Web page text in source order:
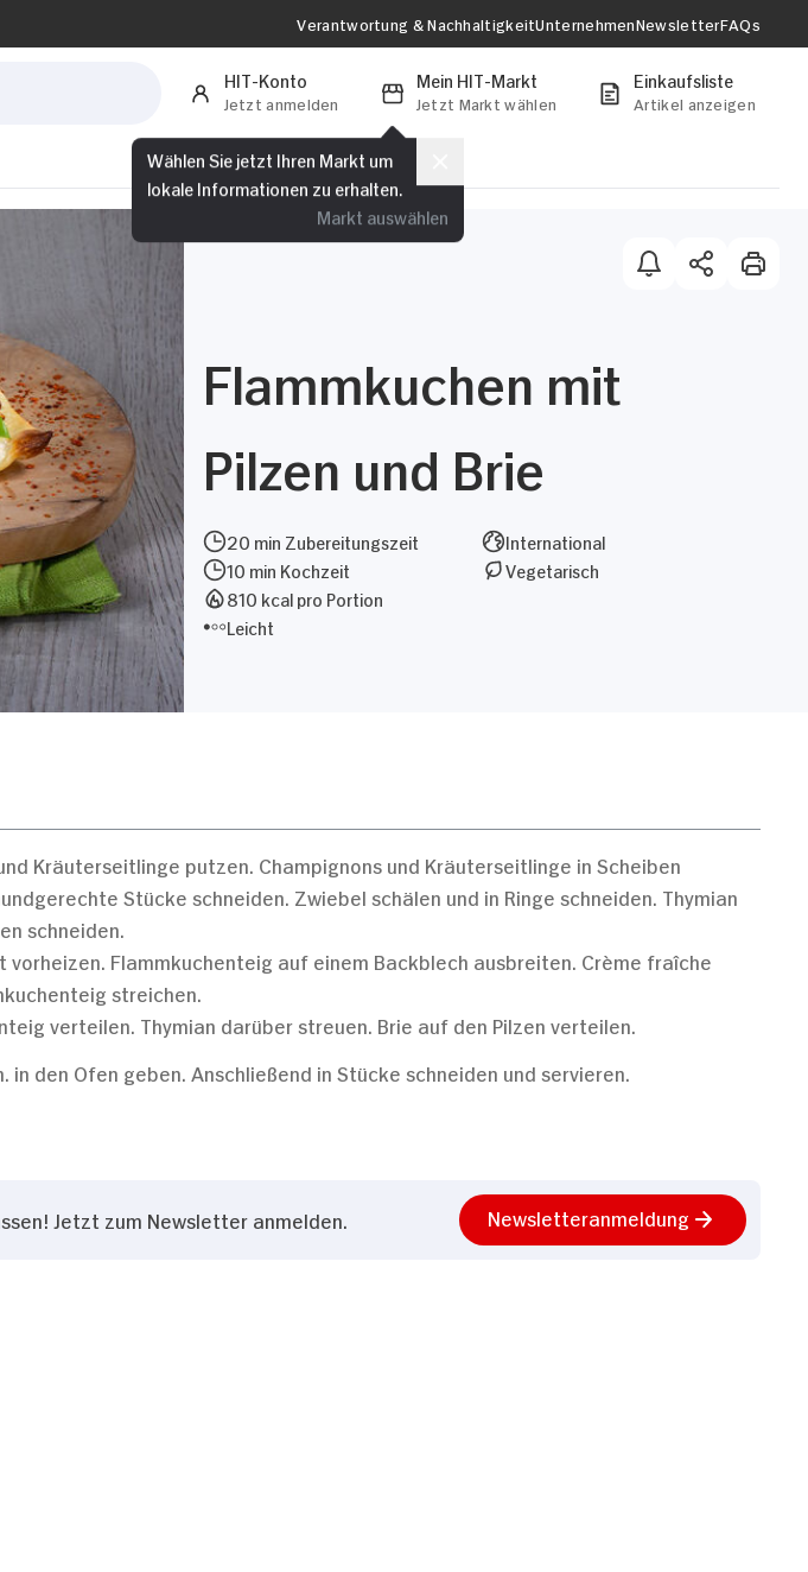
Verantwortung & NachhaltigkeitUnternehmenNewsletterFAQs
HIT-Konto
Jetzt anmelden
Mein HIT-Markt
Jetzt Markt wählen
Wählen Sie jetzt Ihren Markt um
lokale Informationen zu erhalten.
Markt auswählen
Einkaufsliste
Artikel anzeigen
Flammkuchen mit
Pilzen und Brie
20 min Zubereitungszeit
10 min Kochzeit
810 kcal pro Portion
Leicht
International
Vegetarisch
Kräuterseitlinge putzen. Champignons und Kräuterseitlinge in Scheiben
Stücke schneiden. Zwiebel schälen und in Ringe schneiden. Thymian
schneiden.
vorheizen. Flammkuchenteig auf einem Backblech ausbreiten. Crème fraîche
streichen.
verteilen. Thymian darüber streuen. Brie auf den Pilzen verteilen.
in den Ofen geben. Anschließend in Stücke schneiden und servieren.
Jetzt zum Newsletter anmelden. Newsletteranmeldung